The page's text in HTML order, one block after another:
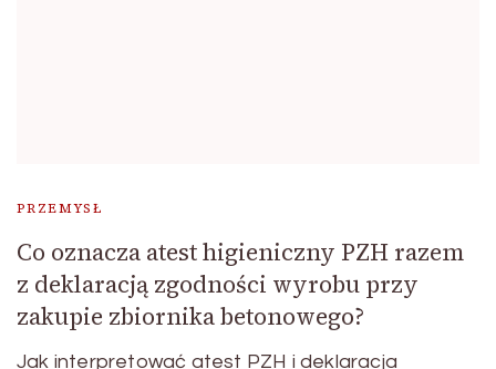
PRZEMYSŁ
Co oznacza atest higieniczny PZH razem
z deklaracją zgodności wyrobu przy
zakupie zbiornika betonowego?
Jak interpretować atest PZH i deklaracja